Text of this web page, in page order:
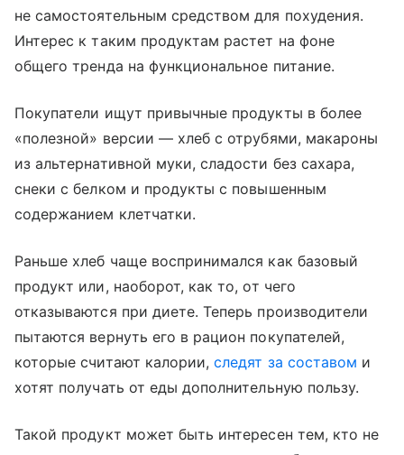
не самостоятельным средством для похудения.
Интерес к таким продуктам растет на фоне
общего тренда на функциональное питание.
Покупатели ищут привычные продукты в более
«полезной» версии — хлеб с отрубями, макароны
из альтернативной муки, сладости без сахара,
снеки с белком и продукты с повышенным
содержанием клетчатки.
Раньше хлеб чаще воспринимался как базовый
продукт или, наоборот, как то, от чего
отказываются при диете. Теперь производители
пытаются вернуть его в рацион покупателей,
которые считают калории,следят за составом и
хотят получать от еды дополнительную пользу.
Такой продукт может быть интересен тем, кто не